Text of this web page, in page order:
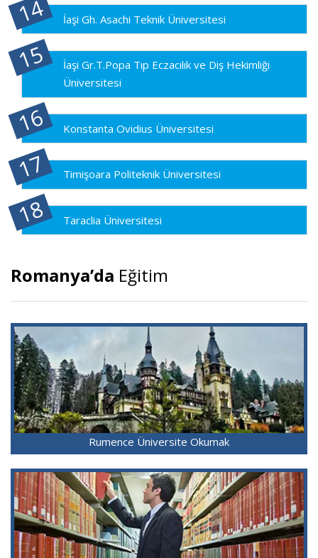
İaşi Gh. Asachi Teknik Üniversitesi
İaşi Gr.T.Popa Tıp Eczacılık ve Diş Hekimliği
Üniversitesi
Konstanta Ovidius Üniversitesi
Timişoara Politeknik Üniversitesi
Taraclia Üniversitesi
Romanya’da Eğitim
Rumence Üniversite Okumak